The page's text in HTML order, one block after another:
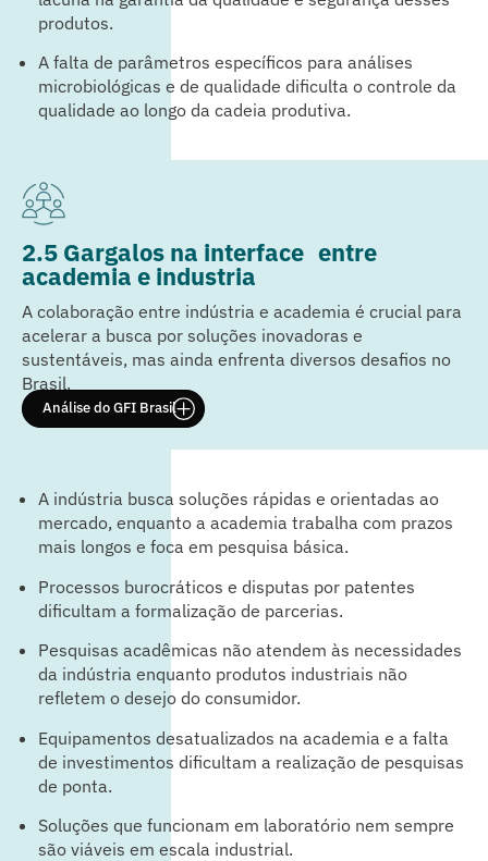
produtos.
A falta de parâmetros específicos para análises
microbiológicas e de qualidade dificulta o controle da
qualidade ao longo da cadeia produtiva.
2.5 Gargalos na interface entre
academia e industria
A colaboração entre indústria e academia é crucial para
acelerar a busca por soluções inovadoras e
sustentáveis, mas ainda enfrenta diversos desafios no
Brasil.
Análise do GFI Brasil
A indústria busca soluções rápidas e orientadas ao
mercado, enquanto a academia trabalha com prazos
mais longos e foca em pesquisa básica.
Processos burocráticos e disputas por patentes
dificultam a formalização de parcerias.
Pesquisas acadêmicas não atendem às necessidades
da indústria enquanto produtos industriais não
refletem o desejo do consumidor.
Equipamentos desatualizados na academia e a falta
de investimentos dificultam a realização de pesquisas
de ponta.
Soluções que funcionam em laboratório nem sempre
são viáveis em escala industrial.